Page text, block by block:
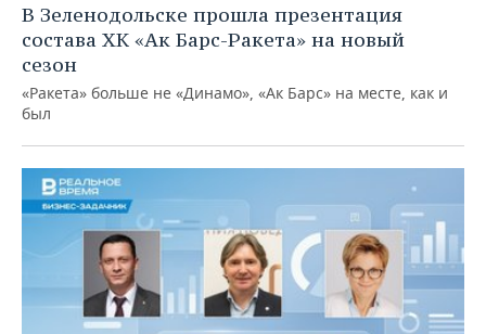
В Зеленодольске прошла презентация
состава ХК «Ак Барс-Ракета» на новый
сезон
«Ракета» больше не «Динамо», «Ак Барс» на месте, как и
был